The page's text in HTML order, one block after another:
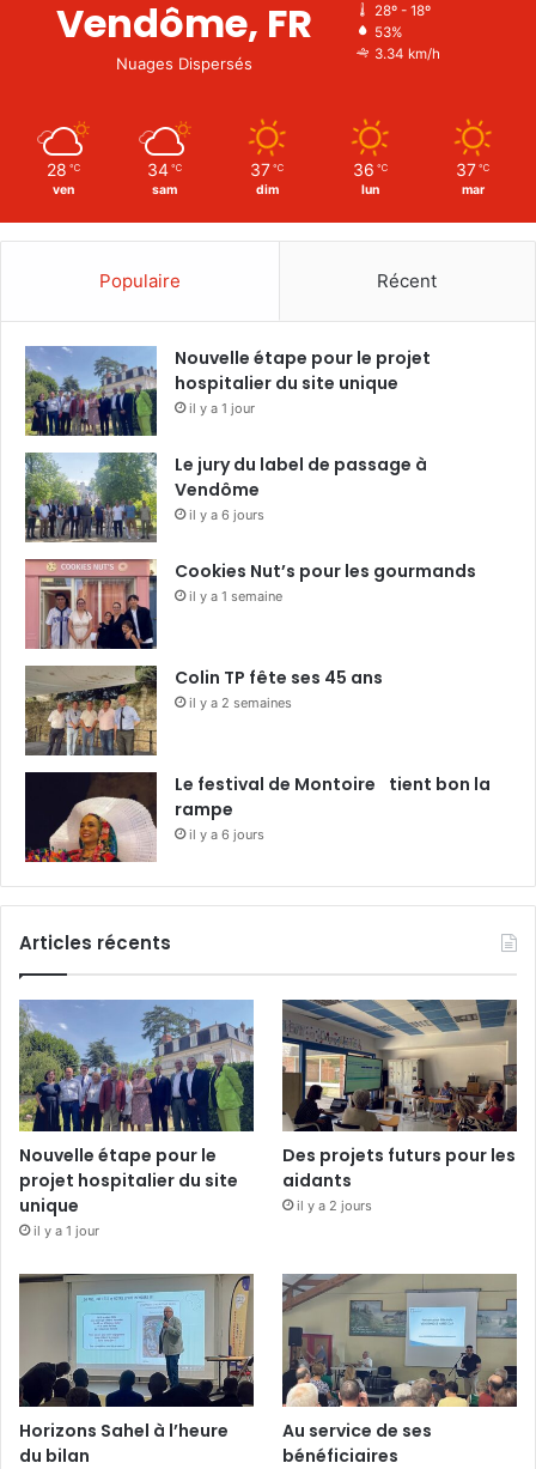
Vendôme, FR
Nuages Dispersés
28º - 18º
53%
3.34 km/h
28 ℃
ven
34 ℃
sam
37 ℃
dim
36 ℃
lun
37 ℃
mar
Populaire Récent
Nouvelle étape pour le projet
hospitalier du site unique
il y a 1 jour
Le jury du label de passage à
Vendôme
il y a 6 jours
Cookies Nut’s pour les gourmands
il y a 1 semaine
Colin TP fête ses 45 ans
il y a 2 semaines
Le festival de Montoire tient bon la
rampe
il y a 6 jours
Articles récents
Nouvelle étape pour le
projet hospitalier du site
unique
il y a 1 jour
Des projets futurs pour les
aidants
il y a 2 jours
Horizons Sahel à l’heure
du bilan
Au service de ses
bénéficiaires